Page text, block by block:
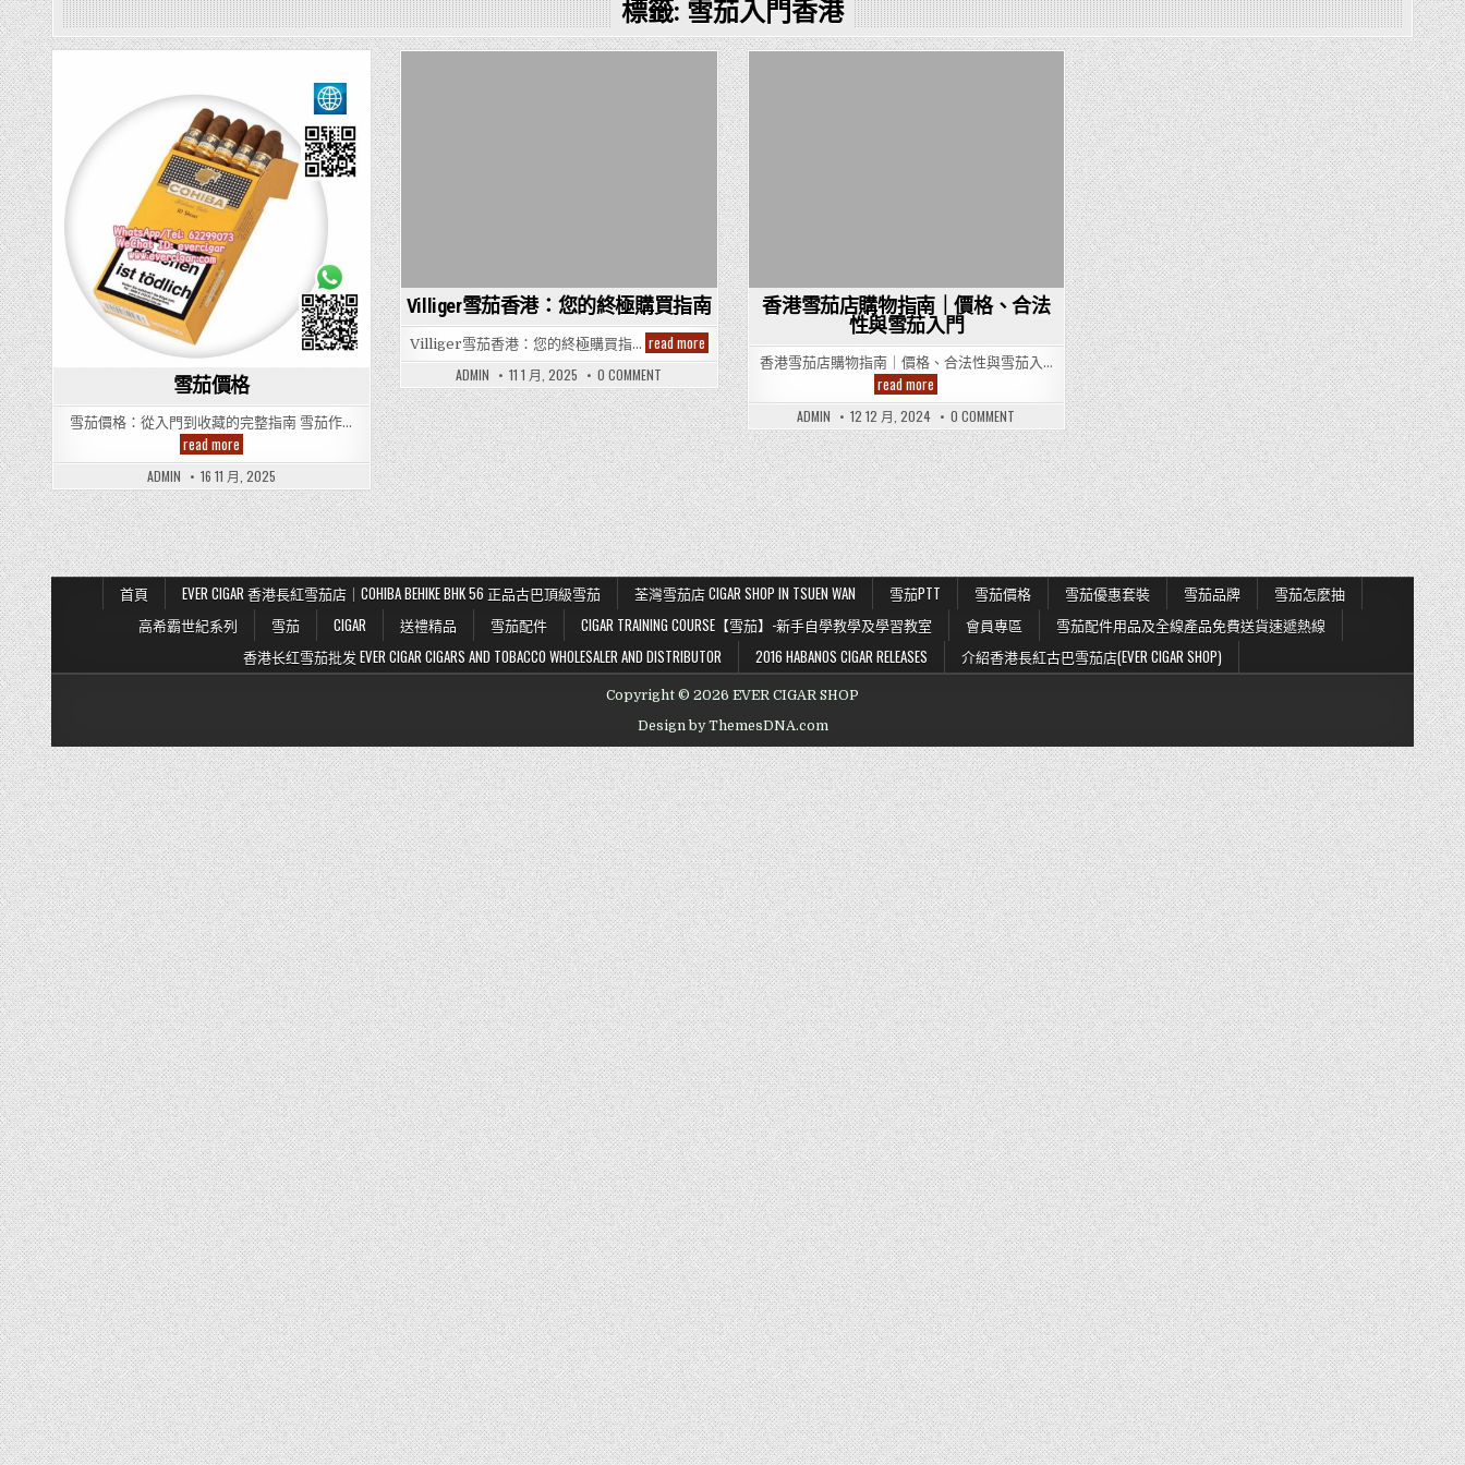
標籤: 雪茄入門香港
雪茄價格
雪茄價格：從入門到收藏的完整指南 雪茄作…
read more雪
茄
價
格
ADMIN 16 11 月, 2025
Villiger雪茄香港：您的終極購買指南
Villiger雪茄香港：您的終極購買指… read moreVilliger
雪
香
港：
您
的
終
極
購
買
指
南
ADMIN 11 1 月, 2025 0 COMMENT
VILLIGER
雪
茄
香
港：
您
的
終
極
購
買
指
南
香港雪茄店購物指南｜價格、合法
性與雪茄入門
香港雪茄店購物指南｜價格、合法性與雪茄入…
read more
港
雪
茄
店
購
物
指
南
｜
價
格、
合
法
性
與
入
ADMIN 12 12 月, 2024 0 COMMENT
香
港
雪
茄
店
購
物
指
南
｜
價
格、
合
法
與
雪
茄
入
門
首頁 EVER CIGAR 香港長紅雪茄店｜COHIBA BEHIKE BHK 56 正品古巴頂級雪茄 荃灣雪茄店 CIGAR SHOP IN TSUEN WAN 雪茄PTT 雪茄價格 雪茄優惠套裝 雪茄品牌
雪茄怎麼抽
高希霸世紀系列
雪茄 CIGAR 送禮精品 雪茄配件 CIGAR TRAINING COURSE【雪茄】-新手自學教學及學習教室 會員專區
雪茄配件用品及全線產品免費送貨速遞熱線
香港长红雪茄批发 EVER CIGAR CIGARS AND TOBACCO WHOLESALER AND DISTRIBUTOR
2016 HABANOS CIGAR RELEASES 介紹香港長紅古巴雪茄店(EVER CIGAR SHOP)
Copyright © 2026 EVER CIGAR SHOP
Design by ThemesDNA.com